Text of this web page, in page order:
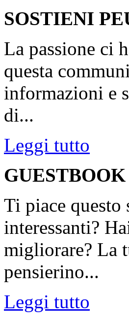
SOSTIENI
La passione ci
questa
informazioni e
di...
Leggi tutto
GUESTBOOK
Ti piace
interessanti?
migliorare? La
pensierino...
Leggi tutto